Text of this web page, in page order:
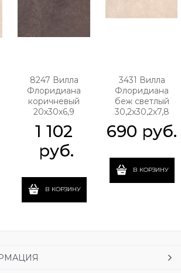
8247 Вилла
Флоридиана
коричневый
20х30х6,9
1 102
руб.
В КОРЗИНУ
3431 Вилла
Флоридиана
беж светлый
30,2х30,2х7,8
690 руб.
В КОРЗИНУ